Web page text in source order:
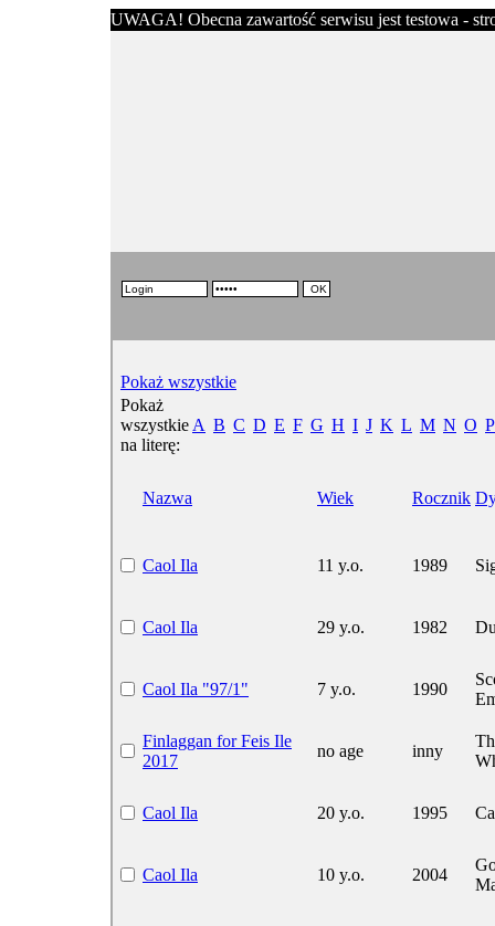
UWAGA! Obecna zawartość serwisu jest testowa -
Pokaż wszystkie
Pokaż
wszystkie
na literę:
A B C D E F G H I J K L M N O P
Nazwa Wiek Rocznik
Caol Ila 11 y.o. 1989
Caol Ila 29 y.o. 1982
Caol Ila "97/1" 7 y.o. 1990
Finlaggan for Feis Ile
2017
no age inny
Caol Ila 20 y.o. 1995
Caol Ila 10 y.o. 2004